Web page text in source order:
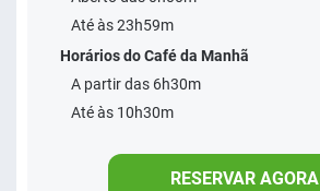
Até às 23h59m
Horários do Café da Manhã
A partir das 6h30m
Até às 10h30m
RESERVAR AGORA